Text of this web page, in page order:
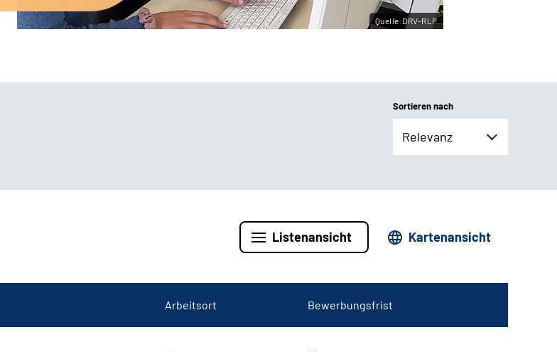
Quelle:DRV-RLP
Sortieren nach
Relevanz
Listenansicht Kartenansicht
Arbeitsort Bewerbungsfrist